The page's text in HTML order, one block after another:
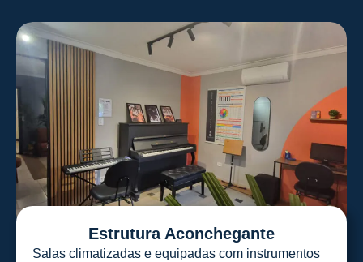
Estrutura Aconchegante
Salas climatizadas e equipadas com instrumentos